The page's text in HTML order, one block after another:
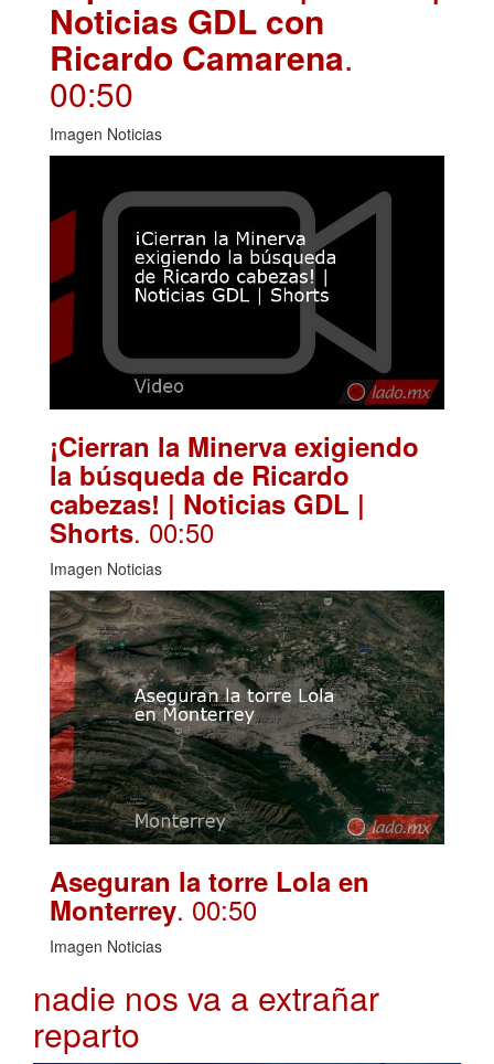
Noticias GDL con
Ricardo Camarena.
00:50
Imagen Noticias
¡Cierran la Minerva exigiendo
la búsqueda de Ricardo
cabezas! | Noticias GDL |
Shorts. 00:50
Imagen Noticias
Aseguran la torre Lola en
Monterrey. 00:50
Imagen Noticias
nadie nos va a extrañar
reparto